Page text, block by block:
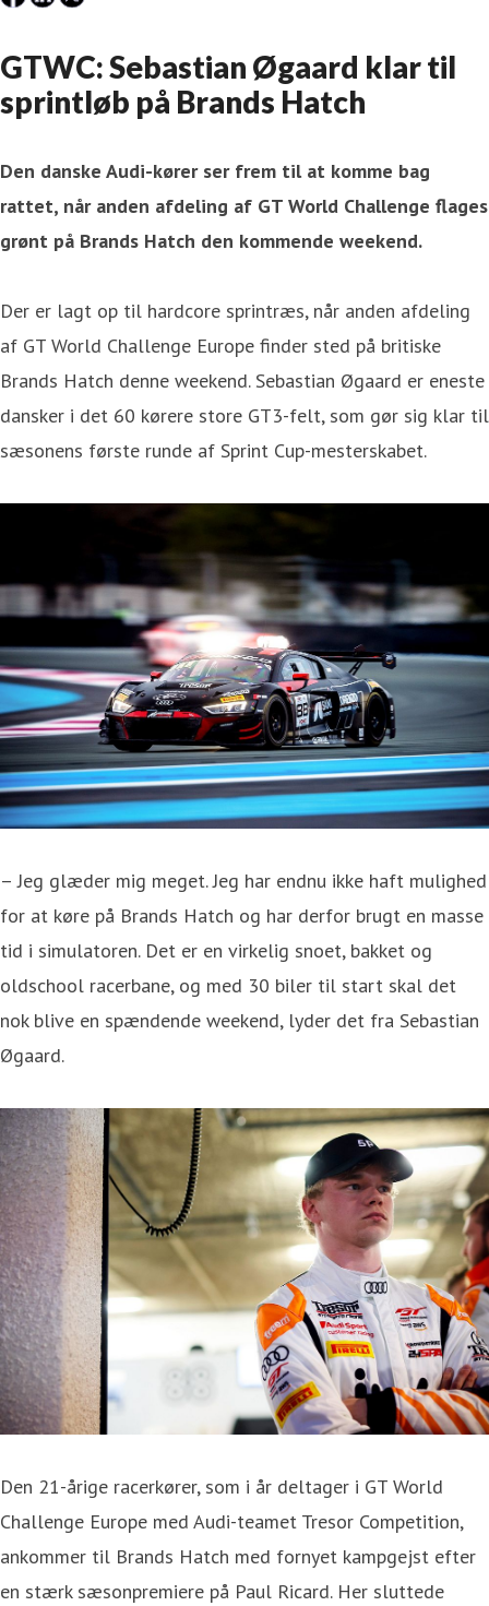
GTWC: Sebastian Øgaard klar til
sprintløb på Brands Hatch
Den danske Audi-kører ser frem til at komme bag
rattet, når anden afdeling af GT World Challenge flages
grønt på Brands Hatch den kommende weekend.
Der er lagt op til hardcore sprintræs, når anden afdeling
af GT World Challenge Europe finder sted på britiske
Brands Hatch denne weekend. Sebastian Øgaard er eneste
dansker i det 60 kørere store GT3-felt, som gør sig klar til
sæsonens første runde af Sprint Cup-mesterskabet.
– Jeg glæder mig meget. Jeg har endnu ikke haft mulighed
for at køre på Brands Hatch og har derfor brugt en masse
tid i simulatoren. Det er en virkelig snoet, bakket og
oldschool racerbane, og med 30 biler til start skal det
nok blive en spændende weekend, lyder det fra Sebastian
Øgaard.
Den 21-årige racerkører, som i år deltager i GT World
Challenge Europe med Audi-teamet Tresor Competition,
ankommer til Brands Hatch med fornyet kampgejst efter
en stærk sæsonpremiere på Paul Ricard. Her sluttede